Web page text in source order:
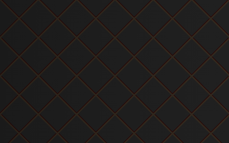
2014/10/23 イベントＣＧ公開しました！
GALLERY公開しました！
2014/9/25 公式サイト公開しました！
STORY 公開しました！
CHARACTER 公開しました！